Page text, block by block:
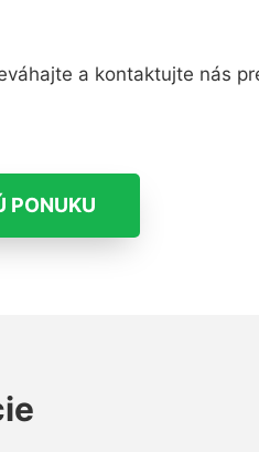
a kontaktujte nás
PONUKU